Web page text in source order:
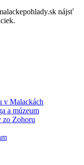
nájsť
v Malackách
a múzeum
zo Zohoru